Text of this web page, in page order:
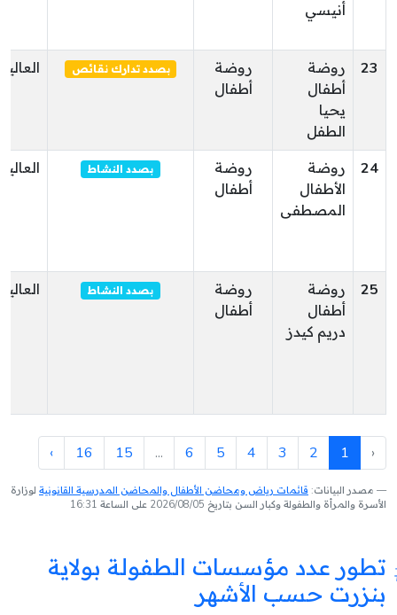
أنيسي
23
روضة
أطفال
يحيا
الطفل
روضة
أطفال
بصدد تدارك نقائص العالية
24
روضة
الأطفال
المصطفى
روضة
أطفال
بصدد النشاط العالية
25
روضة
أطفال
دريم كيدز
روضة
أطفال
بصدد النشاط العالية
‹
1
2
3
4
5
6
...
15
16
›
مصدر البيانات: قائمات رياض ومحاضن الأطفال والمحاضن المدرسية القانونية لوزارة
الأسرة والمرأة والطفولة وكبار السن بتاريخ 2026/08/05 على الساعة 16:31
تطور عدد مؤسسات الطفولة بولاية
بنزرت حسب الأشهر